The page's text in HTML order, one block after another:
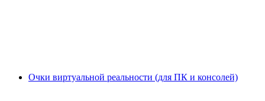
Очки виртуальной реальности (для ПК и консолей)